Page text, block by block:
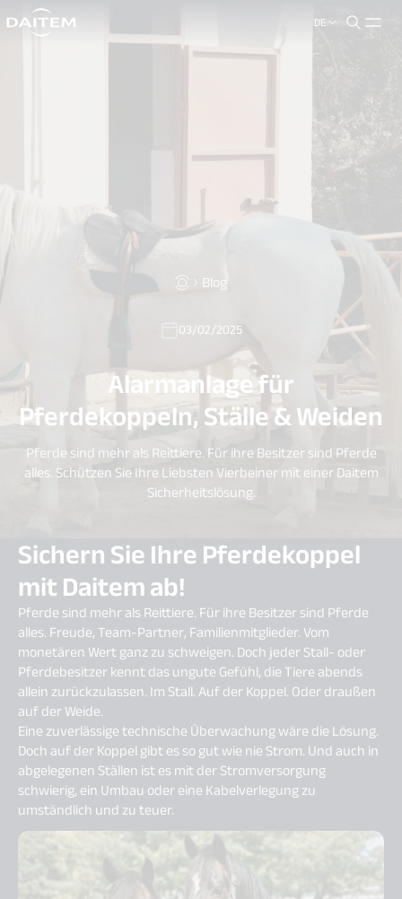
DE
search.label
Blog
03/02/2025
Alarmanlage für
Pferdekoppeln, Ställe & Weiden
Pferde sind mehr als Reittiere. Für ihre Besitzer sind Pferde
alles. Schützen Sie Ihre Liebsten Vierbeiner mit einer Daitem
Sicherheitslösung.
Sichern Sie Ihre Pferdekoppel
mit Daitem ab!
Pferde sind mehr als Reittiere. Für ihre Besitzer sind Pferde
alles. Freude, Team-Partner, Familienmitglieder. Vom
monetären Wert ganz zu schweigen. Doch jeder Stall- oder
Pferdebesitzer kennt das ungute Gefühl, die Tiere abends
allein zurückzulassen. Im Stall. Auf der Koppel. Oder draußen
auf der Weide.
Eine zuverlässige technische Überwachung wäre die Lösung.
Doch auf der Koppel gibt es so gut wie nie Strom. Und auch in
abgelegenen Ställen ist es mit der Stromversorgung
schwierig, ein Umbau oder eine Kabelverlegung zu
umständlich und zu teuer.